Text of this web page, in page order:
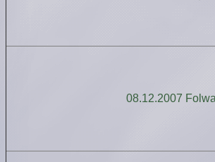
08.12.2007